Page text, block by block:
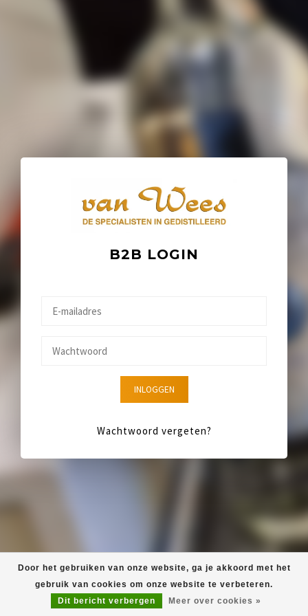
B2B LOGIN
INLOGGEN
Wachtwoord vergeten?
Door het gebruiken van onze website, ga je akkoord met het
gebruik van cookies om onze website te verbeteren.
Dit bericht verbergen
Meer over cookies »